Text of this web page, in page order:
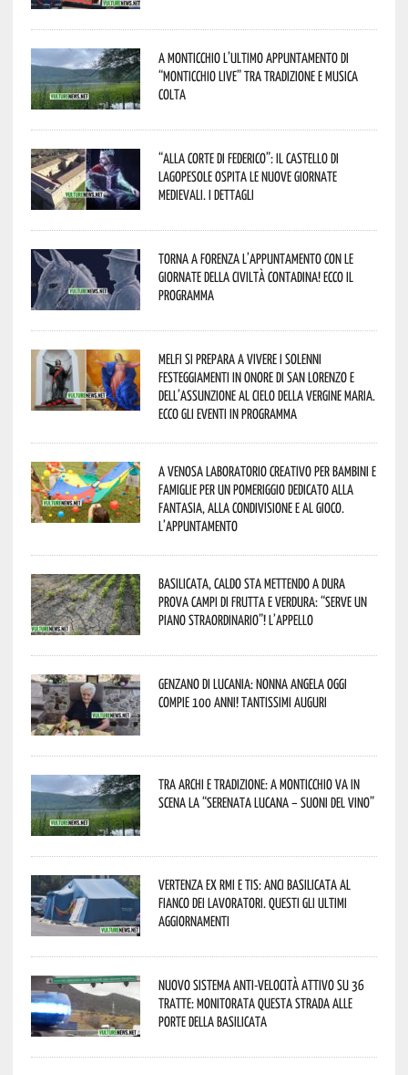
A Monticchio l’ultimo appuntamento di
“Monticchio Live” tra tradizione e musica
colta
“Alla corte di Federico”: il Castello di
Lagopesole ospita le nuove Giornate
Medievali. I dettagli
Torna a Forenza l’appuntamento con le
Giornate della Civiltà Contadina! Ecco il
programma
Melfi si prepara a vivere i solenni
festeggiamenti in onore di San Lorenzo e
dell’assunzione al cielo della Vergine Maria.
Ecco gli eventi in programma
A Venosa laboratorio creativo per bambini e
famiglie per un pomeriggio dedicato alla
fantasia, alla condivisione e al gioco.
L’appuntamento
Basilicata, caldo sta mettendo a dura
prova campi di frutta e verdura: “Serve un
piano straordinario”! L’appello
Genzano di Lucania: nonna Angela oggi
compie 100 anni! Tantissimi auguri
Tra archi e tradizione: a Monticchio va in
scena la “Serenata lucana – suoni del vino”
Vertenza ex RMI e TIS: ANCI Basilicata al
fianco dei lavoratori. Questi gli ultimi
aggiornamenti
Nuovo sistema anti-velocità attivo su 36
tratte: monitorata questa strada alle
porte della Basilicata